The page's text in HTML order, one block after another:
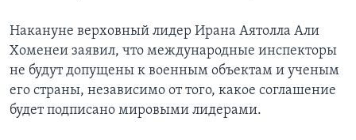
Накануне верховный лидер Ирана Аятолла Али
Хоменеи заявил, что международные инспекторы
не будут допущены к военным объектам и ученым
его страны, независимо от того, какое соглашение
будет подписано мировыми лидерами.